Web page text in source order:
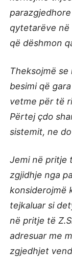
qytetarëve në
që dëshmon
Theksojmë
besimi që
vetme për të
Përtej çdo
sistemit, ne
Jemi në pritje
zgjidhje nga
konsiderojmë
tejkaluar si
në pritje të
adresuar me
zgjedhjet